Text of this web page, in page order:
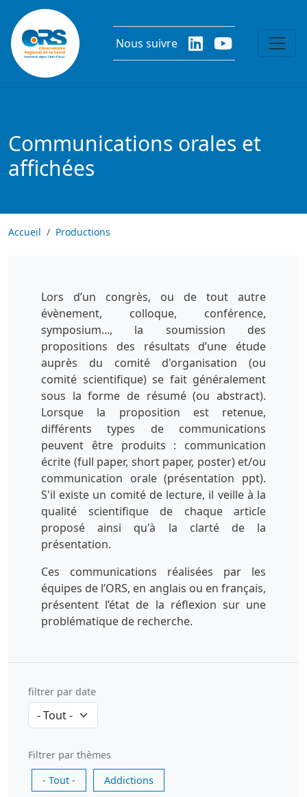
Aller au contenu principal
Nous suivre
Communications orales et
affichées
Accueil Productions
Lors d’un congrès, ou de tout autre
évènement, colloque, conférence,
symposium..., la soumission des
propositions des résultats d’une étude
auprès du comité d'organisation (ou
comité scientifique) se fait généralement
sous la forme de résumé (ou abstract).
Lorsque la proposition est retenue,
différents types de communications
peuvent être produits : communication
écrite (full paper, short paper, poster) et/ou
communication orale (présentation ppt).
S'il existe un comité de lecture, il veille à la
qualité scientifique de chaque article
proposé ainsi qu'à la clarté de la
présentation.
Ces communications réalisées par les
équipes de l’ORS, en anglais ou en français,
présentent l’état de la réflexion sur une
problématique de recherche.
filtrer par date
Filtrer par thèmes
- Tout -
Addictions